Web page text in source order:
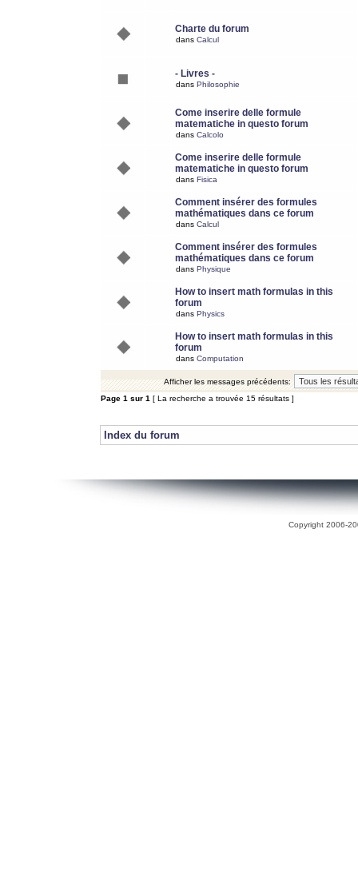
Charte du forum
dans Calcul
- Livres -
dans Philosophie
Come inserire delle formule
matematiche in questo forum
dans Calcolo
Come inserire delle formule
matematiche in questo forum
dans Fisica
Comment insérer des formules
mathématiques dans ce forum
dans Calcul
Comment insérer des formules
mathématiques dans ce forum
dans Physique
How to insert math formulas in this
forum
dans Physics
How to insert math formulas in this
forum
dans Computation
Afficher les messages précédents:
Page 1 sur 1 [ La recherche a trouvée 15 résultats ]
Index du forum
Copyright 2006-